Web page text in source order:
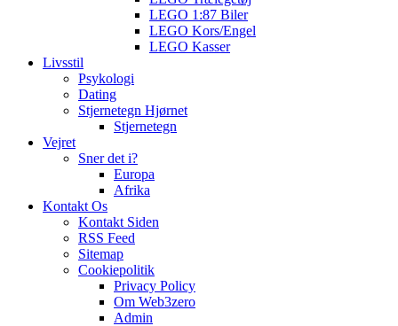
LEGO 1:87 Biler
LEGO Kors/Engel
LEGO Kasser
Livsstil
Psykologi
Dating
Stjernetegn Hjørnet
Stjernetegn
Vejret
Sner det i?
Europa
Afrika
Kontakt Os
Kontakt Siden
RSS Feed
Sitemap
Cookiepolitik
Privacy Policy
Om Web3zero
Admin